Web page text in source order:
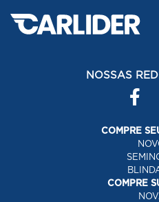
NOSSAS
COMPRE
COMPRE